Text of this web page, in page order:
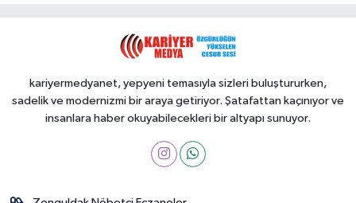
kariyermedyanet, yepyeni temasıyla sizleri buluştururken,
sadelik ve modernizmi bir araya getiriyor. Şatafattan kaçınıyor ve
insanlara haber okuyabilecekleri bir altyapı sunuyor.